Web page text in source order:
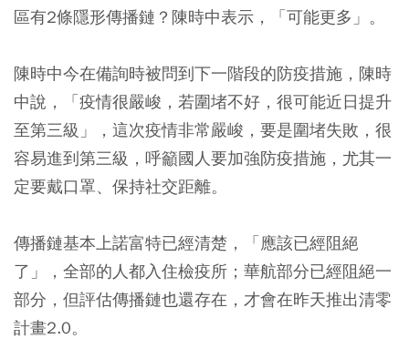
區有2條隱形傳播鏈？陳時中表示，「可能更多」。
陳時中今在備詢時被問到下一階段的防疫措施，陳時
中說，「疫情很嚴峻，若圍堵不好，很可能近日提升
至第三級」， 這次疫情非常嚴峻，要是圍堵失敗，很
容易進到第三級 ，呼籲國人要加強防疫措施，尤其一
定要戴口罩、保持社交距離。
傳播鏈基本上諾富特已經清楚，「應該已經阻絕
了」，全部的人都入住檢疫所； 華航部分已經阻絕一
部分，但評估傳播鏈也還存在， 才會在昨天推出清零
計畫2.0。